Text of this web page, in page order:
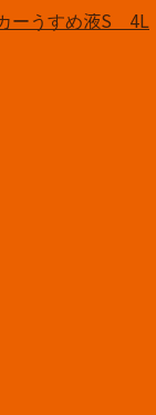
ーうすめ液S 4L